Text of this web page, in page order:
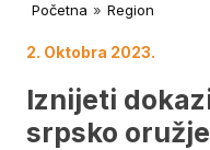
Početna » Region
2. Oktobra 2023.
Iznijeti
srpsko